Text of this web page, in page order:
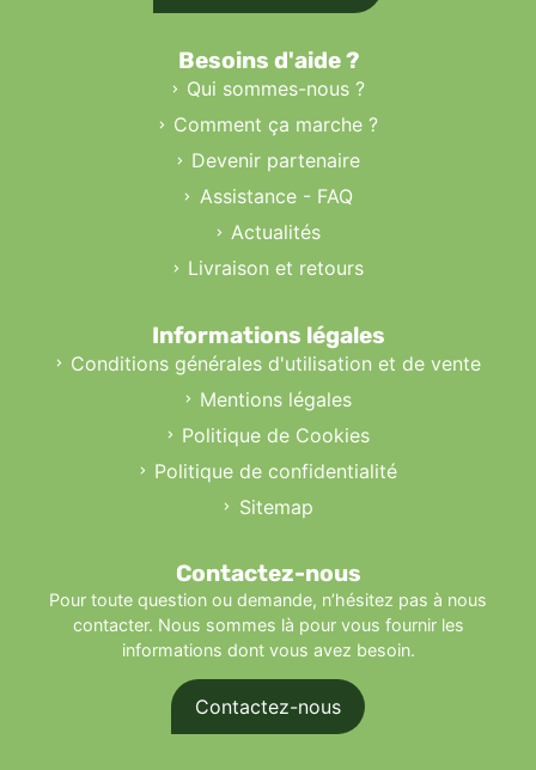
Besoins d'aide ?
Qui sommes-nous ?
Comment ça marche ?
Devenir partenaire
Assistance - FAQ
Actualités
Livraison et retours
Informations légales
Conditions générales d'utilisation et de vente
Mentions légales
Politique de Cookies
Politique de confidentialité
Sitemap
Contactez-nous
Pour toute question ou demande, n’hésitez pas à nous
contacter. Nous sommes là pour vous fournir les
informations dont vous avez besoin.
Contactez-nous